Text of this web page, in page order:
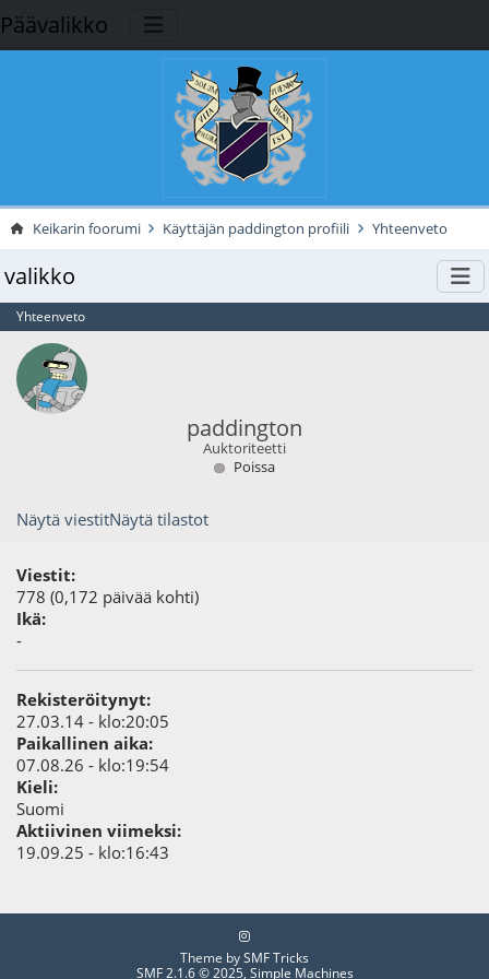
Päävalikko
Keikarin foorumi Käyttäjän paddington profiili Yhteenveto
valikko
Yhteenveto
paddington
Auktoriteetti
Poissa
Näytä viestitNäytä tilastot
Viestit:
778 (0,172 päivää kohti)
Ikä:
-
Rekisteröitynyt:
27.03.14 - klo:20:05
Paikallinen aika:
07.08.26 - klo:19:54
Kieli:
Suomi
Aktiivinen viimeksi:
19.09.25 - klo:16:43
Theme bySMF Tricks
SMF 2.1.6 © 2025, Simple Machines